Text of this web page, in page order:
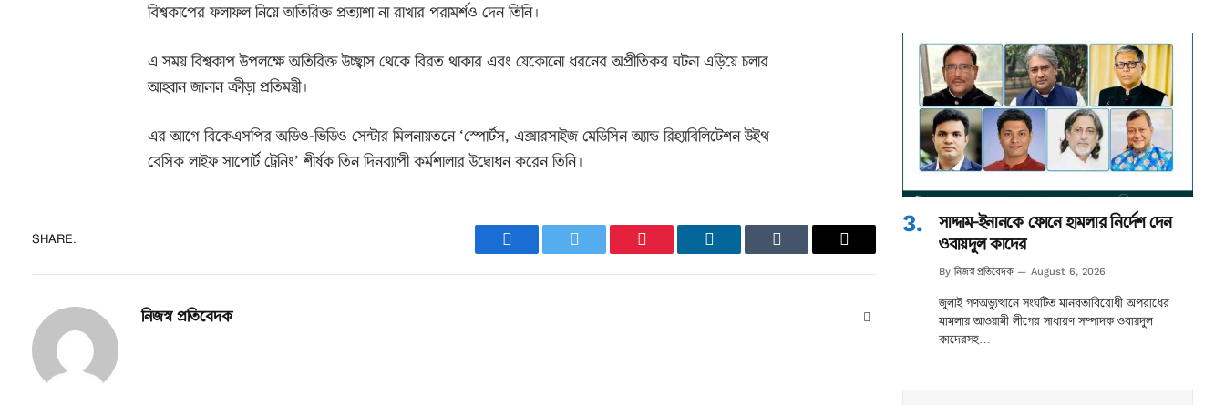
বিশ্বকাপের ফলাফল নিয়ে অতিরিক্ত প্রত্যাশা না রাখার পরামর্শও দেন তিনি।
এ সময় বিশ্বকাপ উপলক্ষে অতিরিক্ত উচ্ছ্বাস থেকে বিরত থাকার এবং যেকোনো ধরনের অপ্রীতিকর ঘটনা এড়িয়ে চলার
আহ্বান জানান ক্রীড়া প্রতিমন্ত্রী।
এর আগে বিকেএসপির অডিও-ভিডিও সেন্টার মিলনায়তনে ‘স্পোর্টস, এক্সারসাইজ মেডিসিন অ্যান্ড রিহ্যাবিলিটেশন উইথ
বেসিক লাইফ সাপোর্ট ট্রেনিং’ শীর্ষক তিন দিনব্যাপী কর্মশালার উদ্বোধন করেন তিনি।
SHARE.
FacebookTwitter PinterestLinkedIn Tumblr Email
নিজস্ব প্রতিবেদক
সাদ্দাম-ইনানকে ফোনে হামলার নির্দেশ দেন
ওবায়দুল কাদের
By নিজস্ব প্রতিবেদক August 6, 2026
জুলাই গণঅভ্যুত্থানে সংঘটিত মানবতাবিরোধী অপরাধের
মামলায় আওয়ামী লীগের সাধারণ সম্পাদক ওবায়দুল
কাদেরসহ…